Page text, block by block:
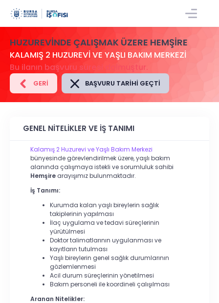
GIRIŞ/KAYIT
HUZUREVINDE ÇALIŞMAK ÜZERE HEMŞIRE
KALAMIŞ 2 HUZUREVİ VE YAŞLI BAKIM MERKEZİ
Bu ilanın başvuru süresi dolmuştur.
GERI BAŞVURU TARIHI GEÇTI
GENEL NİTELİKLER VE İŞ TANIMI
Kalamış 2 Huzurevi ve Yaşlı Bakım Merkezi
bünyesinde görevlendirilmek üzere, yaşlı bakım
alanında çalışmaya istekli ve sorumluluk sahibi
Hemşire arayışımız bulunmaktadır.
İş Tanımı:
Kurumda kalan yaşlı bireylerin sağlık
takiplerinin yapılması
İlaç uygulama ve tedavi süreçlerinin
yürütülmesi
Doktor talimatlarının uygulanması ve
kayıtların tutulması
Yaşlı bireylerin genel sağlık durumlarının
gözlemlenmesi
Acil durum süreçlerinin yönetilmesi
Bakım personeli ile koordineli çalışılması
Aranan Nitelikler: